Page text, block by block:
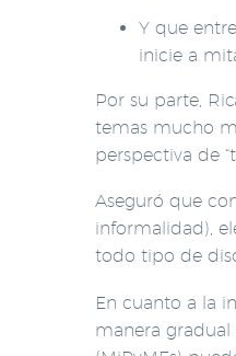
Y que
inicie a
Por su parte,
temas mucho
perspectiva de
Aseguró que
informalidad),
todo tipo de
En cuanto a la
manera gradual